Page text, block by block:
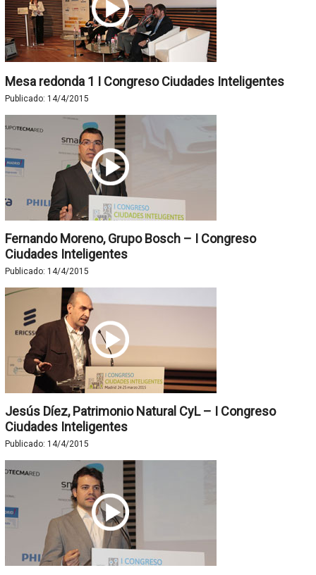
Mesa redonda 1 I Congreso Ciudades Inteligentes
Publicado: 14/4/2015
Fernando Moreno, Grupo Bosch – I Congreso
Ciudades Inteligentes
Publicado: 14/4/2015
Jesús Díez, Patrimonio Natural CyL – I Congreso
Ciudades Inteligentes
Publicado: 14/4/2015